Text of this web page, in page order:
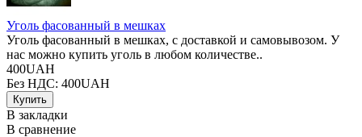
Уголь фасованный в мешках
Уголь фасованный в мешках, с доставкой и самовывозом. У
нас можно купить уголь в любом количестве..
400UAH
Без НДС: 400UAH
В закладки
В сравнение